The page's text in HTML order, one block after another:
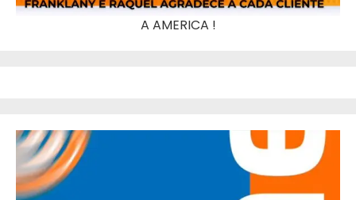
A AMERICA !